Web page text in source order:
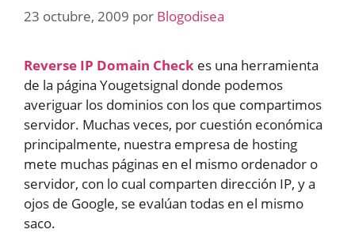
23 octubre, 2009 por Blogodisea
Reverse IP Domain Check es una herramienta
de la página Yougetsignal donde podemos
averiguar los dominios con los que compartimos
servidor. Muchas veces, por cuestión económica
principalmente, nuestra empresa de hosting
mete muchas páginas en el mismo ordenador o
servidor, con lo cual comparten dirección IP, y a
ojos de Google, se evalúan todas en el mismo
saco.